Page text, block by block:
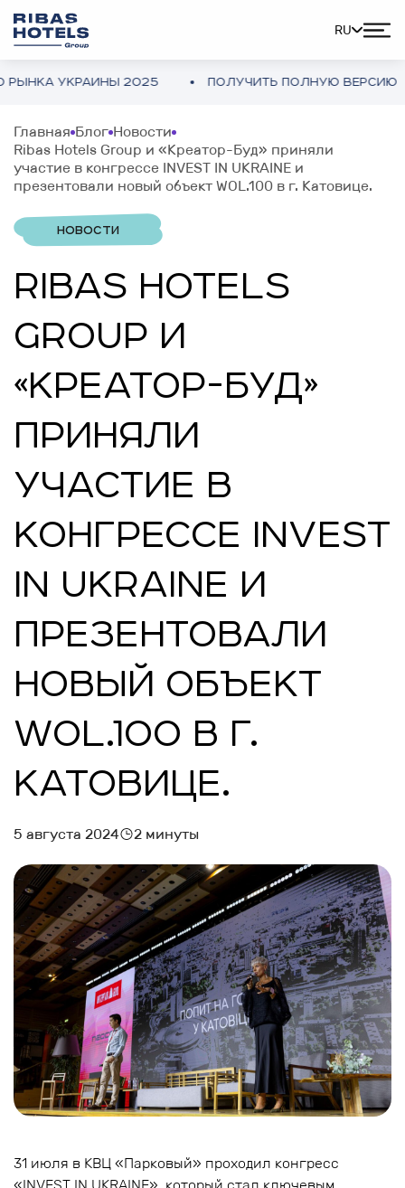
RU
УКРАИНЫ 2025 ПОЛУЧИТЬ ПОЛНУЮ ВЕРСИЮ
Главная Блог Новости
Ribas Hotels Group и «Креатор-Буд» приняли
участие в конгрессе INVEST IN UKRAINE и
презентовали новый объект WOL.100 в г. Катовице.
НОВОСТИ
RIBAS HOTELS
GROUP И
«КРЕАТОР-БУД»
ПРИНЯЛИ
УЧАСТИЕ В
КОНГРЕССЕ INVEST
IN UKRAINE И
ПРЕЗЕНТОВАЛИ
НОВЫЙ ОБЪЕКТ
WOL.100 В Г.
КАТОВИЦЕ.
5 августа 2024 2 минуты
31 июля в КВЦ «Парковый» проходил конгресс
«INVEST IN UKRAINE», который стал ключевым